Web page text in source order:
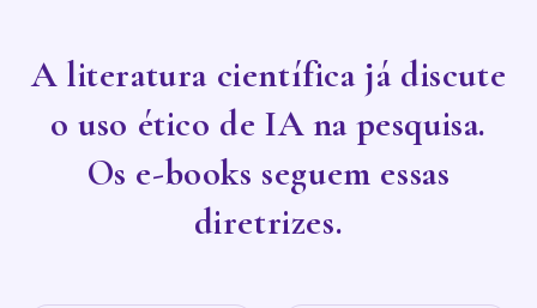
A literatura científica já discute
o uso ético de IA na pesquisa.
Os e-books seguem essas
diretrizes.